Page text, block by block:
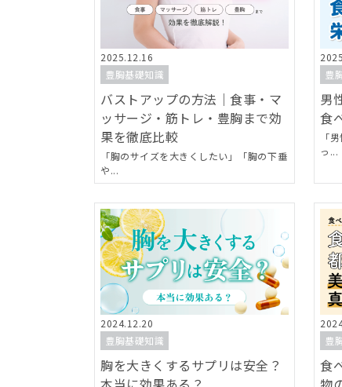
2025.12.16
豊胸基礎知識
バストアップの方法｜食事・マ
ッサージ・筋トレ・豊胸まで効
果を徹底比較
「胸のサイズを大きくしたい」「胸の下垂
や...
豊
男
食
「
っ...
2024.12.20
豊胸基礎知識
胸を大きくするサプリは安全？
豊
食